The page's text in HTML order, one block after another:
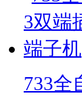
733全